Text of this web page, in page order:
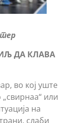
ДА КЛАВА
во кој уште
или
на
слаби